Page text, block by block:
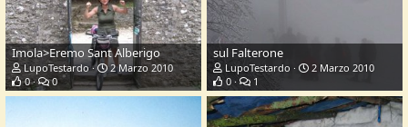
Imola>Eremo Sant Alberigo
LupoTestardo
2 Marzo 2010
0
0
sul Falterone
LupoTestardo
2 Marzo 2010
0
1